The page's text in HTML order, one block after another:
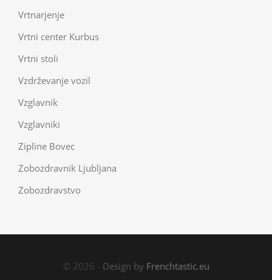
Vrtnarjenje
Vrtni center Kurbus
Vrtni stoli
Vzdrževanje vozil
Vzglavnik
Vzglavniki
Zipline Bovec
Zobozdravnik Ljubljana
Zobozdravstvo
© 2026 - Design by Frenchtastic.eu